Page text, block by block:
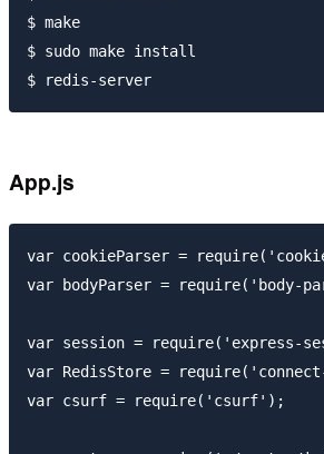
$ make
$ sudo make install
App.js
var cookieParser =
var bodyParser = require('body-
var session = require('express-
var RedisStore =
var csurf = require('csurf');